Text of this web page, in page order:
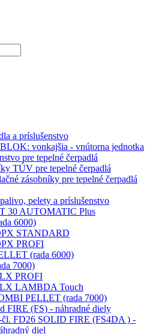
a príslušenstvo
vonkajšia - vnútorna jednotka
pre tepelné čerpadlá
TÚV pre tepelné čerpadlá
zásobníky pre tepelné čerpadlá
pelety a príslušenstvo
30 AUTOMATIC Plus
6000)
STANDARD
PROFI
(rada 6000)
7000)
PROFI
LAMBDA Touch
PELLET (rada 7000)
FIRE (FS) - náhradné diely
čl. FD26 SOLID FIRE (FS4DA ) -
diel